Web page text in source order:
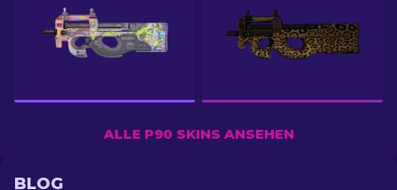
ALLE P90 SKINS ANSEHEN
BLOG